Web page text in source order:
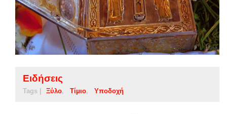
Ειδήσεις
Tags | Ξύλο Τίμιο Υποδοχή